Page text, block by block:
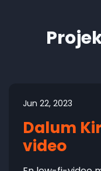
Jun 22, 2023
Dalum
video